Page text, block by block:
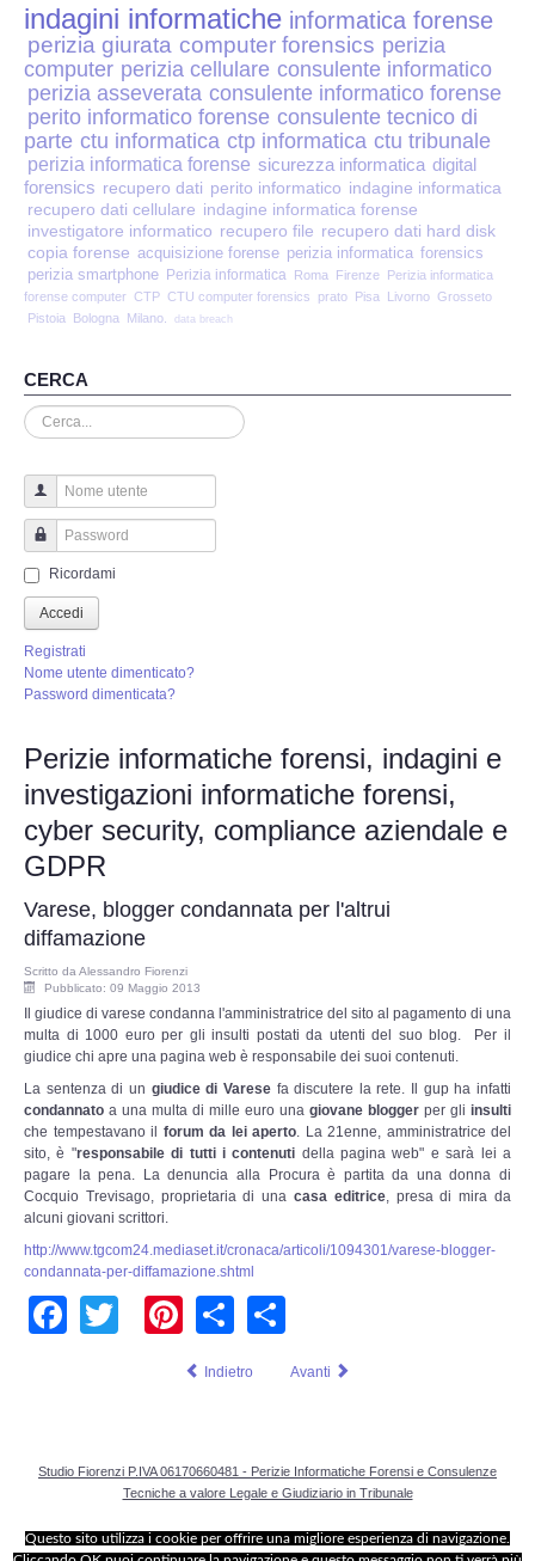
Perizia Stalking
Perizia Cyber Bullismo
Incarichi CTU e CTP
Perizia Centralini PBX e VOIP
Perizia Estimo
Perizia Documento informatico
Perizia Cloud
Perizia E-mail
Perizia Truffa Banca e Online
Perizia Dash Cam
Perizia software spia
Perizia Controllo lavoratori
Perizia DVR
Perizia IoT e IIoT
Perizia Ransomware Malware
Perizia Incidente Stradale
Perizia Data Breach
INDAGINI DIGITALI
Digital Intelligence OSINT
Indagini su computer
Indagini Smartphone,Tablet
Copia/Acquisizione Forense
indagini informatiche informatica forense
perizia giurata computer forensics perizia
computer perizia cellulare consulente informatico
perizia asseverata consulente informatico forense
perito informatico forense consulente tecnico di
parte ctu informatica ctp informatica ctu tribunale
perizia informatica forense sicurezza informatica digital
forensics recupero dati perito informatico indagine informatica
recupero dati cellulare indagine informatica forense
investigatore informatico recupero file recupero dati hard disk
copia forense acquisizione forense perizia informatica forensics
perizia smartphone Perizia informatica Roma Firenze Perizia informatica
forense computer CTP CTU computer forensics prato Pisa Livorno Grosseto
Pistoia
Bologna Milano. data breach
CERCA
Cerca...
Nome utente
Password
Ricordami
Accedi
Registrati
Nome utente dimenticato?
Password dimenticata?
Perizie informatiche forensi, indagini e
investigazioni informatiche forensi,
cyber security, compliance aziendale e
GDPR
Varese, blogger condannata per l'altrui
diffamazione
Scritto da Alessandro Fiorenzi
Pubblicato: 09 Maggio 2013
Il giudice di varese condanna l'amministratrice del sito al pagamento di una
multa di 1000 euro per gli insulti postati da utenti del suo blog. Per il
giudice chi apre una pagina web è responsabile dei suoi contenuti.
La sentenza di un giudice di Varesefa discutere la rete. Il gup ha infatti
condannato a una multa di mille euro una giovane blogger per gli insulti
che tempestavano il forum da lei aperto . La 21enne, amministratrice del
sito, è "responsabile di tutti i contenuti della pagina web" e sarà lei a
pagare la pena. La denuncia alla Procura è partita da una donna di
Cocquio Trevisago, proprietaria di una casa editrice, presa di mira da
alcuni giovani scrittori.
http://www.tgcom24.mediaset.it/cronaca/articoli/1094301/varese-blogger-
condannata-per-diffamazione.shtml
Facebook
TwitterPinterest
Share
Indietro Avanti
Studio Fiorenzi P.IVA 06170660481 - Perizie Informatiche Forensi e Consulenze
Tecniche a valore Legale e Giudiziario in Tribunale
Questo sito utilizza i cookie per offrire una migliore esperienza di navigazione.